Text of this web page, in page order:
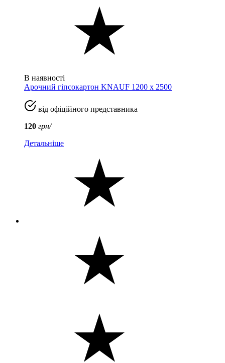
В наявності
Арочний гіпсокартон KNAUF 1200 х 2500
від офіційного представника
120 грн/
Детальніше